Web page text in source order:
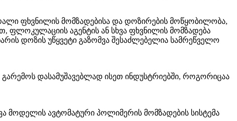
ფხვნილის მომზადებისა და დოზირების მოწყობილობა,
ფლოკულაციის აგენტის ან სხვა ფხვნილის მომზადება
დოზის უწყვეტი გაზომვა შესაძლებელია სამრეწველო
დასამუშავებლად ისეთ ინდუსტრიებში, როგორიცაა
მოდელის ავტომატური პოლიმერის მომზადების სისტემა